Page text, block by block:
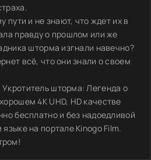
пути и не знают, что ждет их в
правду о прошлом или же
шторма изгнали навечно?
всё, что они знали о своем
шторма: Легенда о
4K UHD, HD качестве
бесплатно и без надоедливой
на портале Kinogo Film.